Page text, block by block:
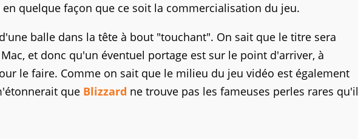
quelque façon que ce soit la commercialisation du jeu.
balle dans la tête à bout "touchant". On sait que le titre sera
et donc qu'un éventuel portage est sur le point d'arriver, à
le faire. Comme on sait que le milieu du jeu vidéo est également
que Blizzard ne trouve pas les fameuses perles rares qu'il